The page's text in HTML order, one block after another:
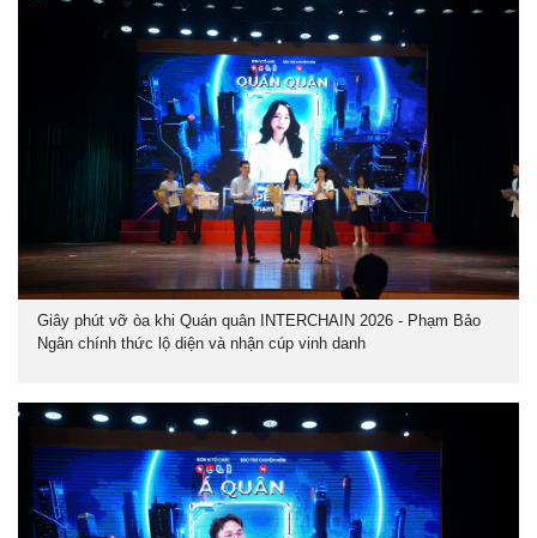
Giây phút vỡ òa khi Quán quân INTERCHAIN 2026 - Phạm Bảo
Ngân chính thức lộ diện và nhận cúp vinh danh